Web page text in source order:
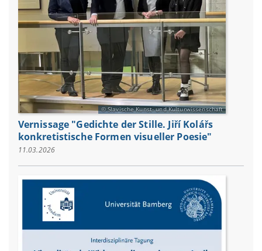
Slavische Kunst- und Kulturwissenschaft
Vernissage "Gedichte der Stille. Jiří Kolářs
konkretistische Formen visueller Poesie"
11.03.2026